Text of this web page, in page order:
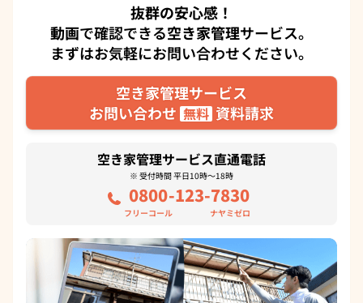
抜群の安心感！
動画で確認できる空き家管理サービス。
まずはお気軽にお問い合わせください。
空き家管理サービス
お問い合わせ 無料 資料請求
空き家管理サービス直通電話
※ 受付時間 平日10時～18時
0800
フリーコール
-123-7830
ナヤミゼロ